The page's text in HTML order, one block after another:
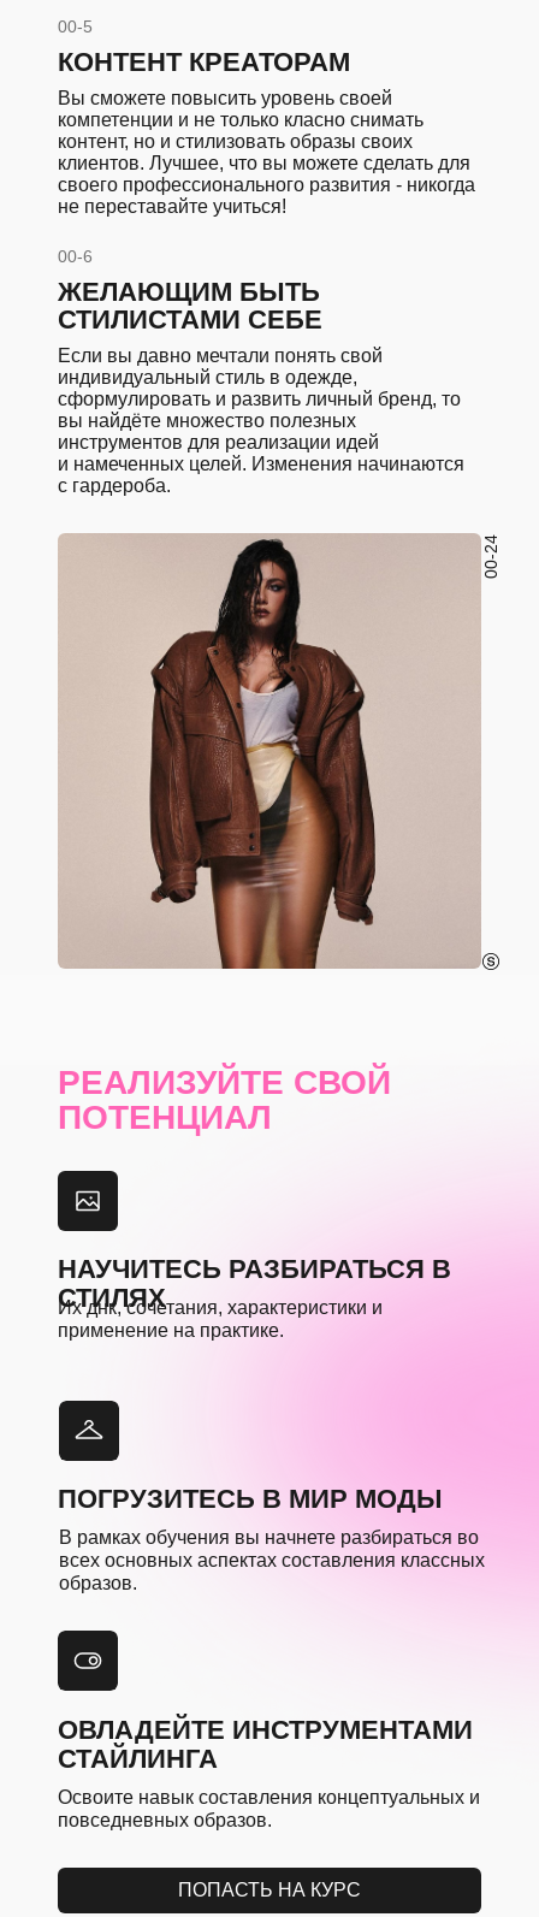
00-5
КОНТЕНТ КРЕАТОРАМ
Вы сможете повысить уровень своей
компетенции и не только класно снимать
контент, но и стилизовать образы своих
клиентов. Лучшее, что вы можете сделать для
своего профессионального развития - никогда
не переставайте учиться!
00-6
ЖЕЛАЮЩИМ БЫТЬ
СТИЛИСТАМИ СЕБЕ
Если вы давно мечтали понять свой
индивидуальный стиль в одежде,
сформулировать и развить личный бренд, то
вы найдёте множество полезных
инструментов для реализации идей
и намеченных целей. Изменения начинаются
с гардероба.
00-24
РЕАЛИЗУЙТЕ СВОЙ
ПОТЕНЦИАЛ
ОВЛАДЕЙТЕ ИНСТРУМЕНТАМИ
СТАЙЛИНГА
Освоите навык составления концептуальных и
повседневных образов.
НАУЧИТЕСЬ РАЗБИРАТЬСЯ В
СТИЛЯХ
Их днк, сочетания, характеристики и
применение на практике.
ПОГРУЗИТЕСЬ В МИР МОДЫ
В рамках обучения вы начнете разбираться во
всех основных аспектах составления классных
образов.
ПОПАСТЬ НА КУРС